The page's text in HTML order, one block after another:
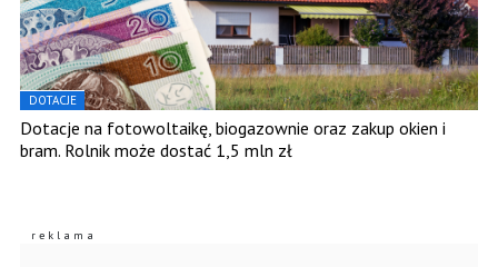
DOTACJE
Dotacje na fotowoltaikę, biogazownie oraz zakup okien i
bram. Rolnik może dostać 1,5 mln zł